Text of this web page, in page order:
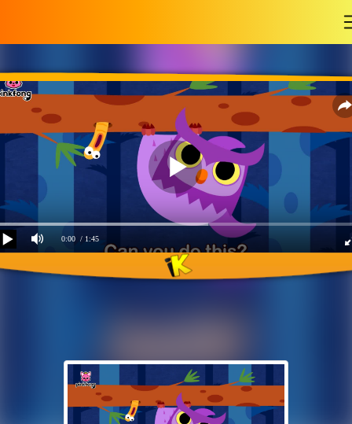
0:00 / 1:45
Ночные животные